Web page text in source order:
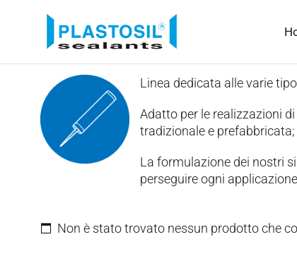
Linea dedicata alle varie
Adatto per le realizzazioni
tradizionale e
La formulazione dei nostri
perseguire ogni
Non è stato trovato nessun prodotto che